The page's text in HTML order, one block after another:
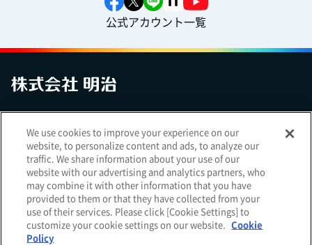
公式アカウント一覧
アクセシビリティへの対応方針ご利用規約明治グループのDX
Cookie Settings
明治ホールディングス株式会社 （ EN ｜簡体 ）
Meiji Seika ファルマ株式会社
We use cookies to improve your experience on our
website, to personalize content and ads, to analyze our
traffic. We share information about your use of our
website with our advertising and analytics partners, who
may combine it with other information that you have
provided to them or that they have collected from your
use of their services. Please click [Cookie Settings] to
customize your cookie settings on our website. Cookie
Policy